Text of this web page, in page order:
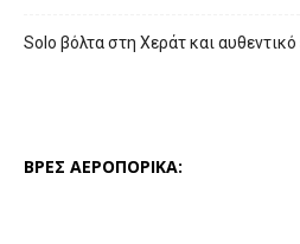
Solo βόλτα στη Χεράτ και
ΒΡΕΣ ΑΕΡΟΠΟΡΙΚΑ: